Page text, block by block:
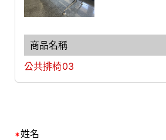
公共排椅03
姓名